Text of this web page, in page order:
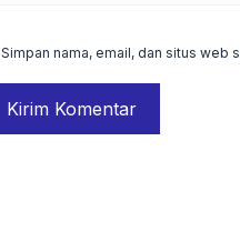
Simpan nama, email, dan situs web